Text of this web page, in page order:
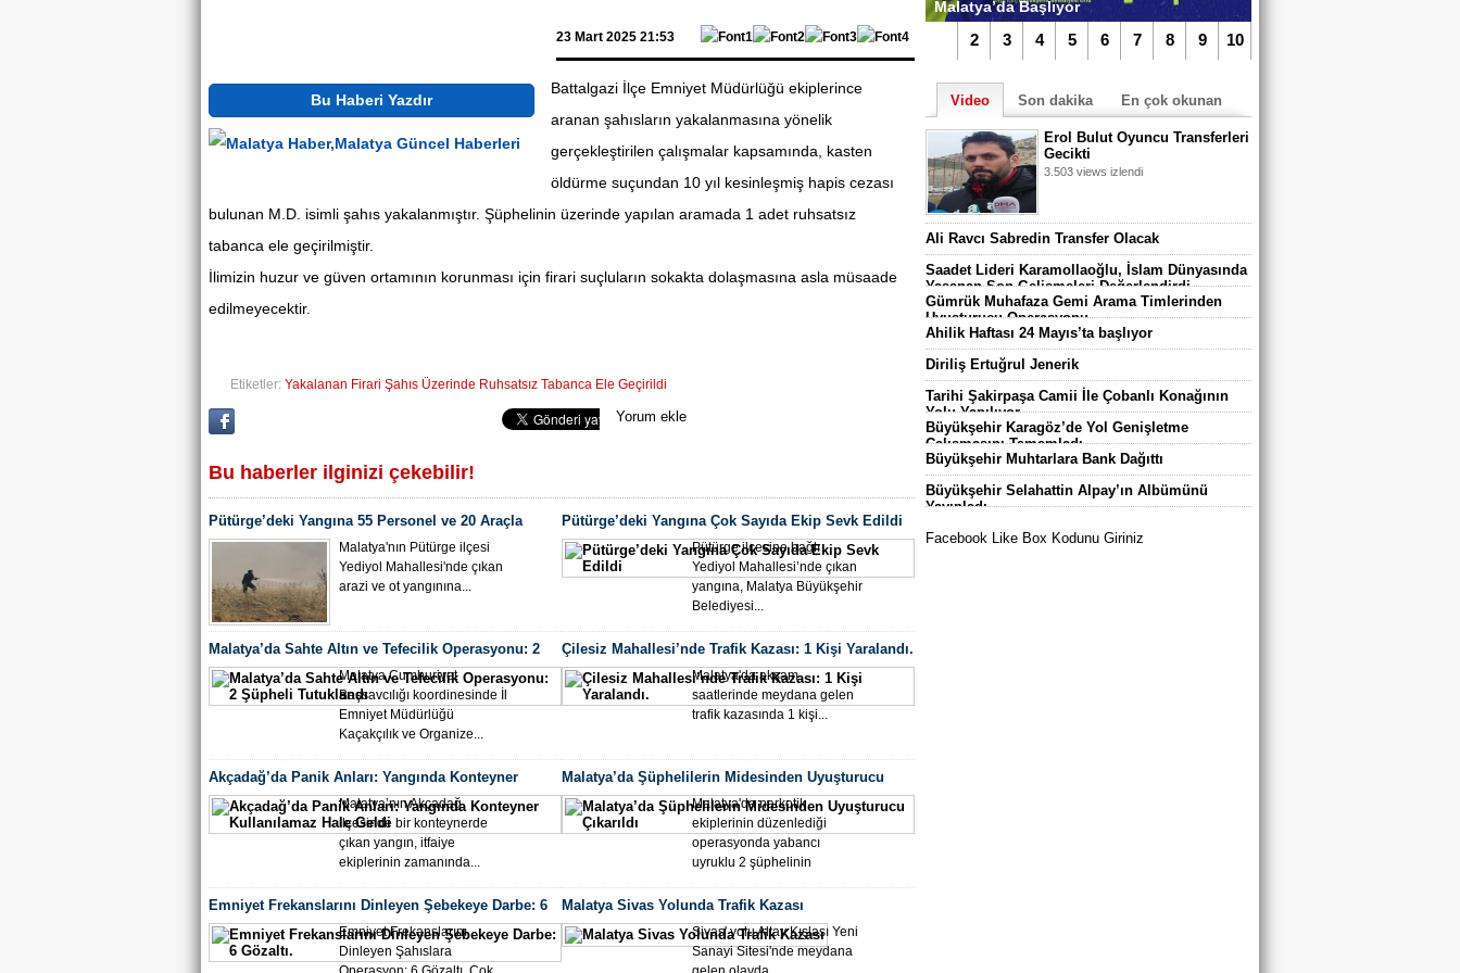
Malatya’da Başlıyor
Battalgazi Belediyespor’da Yeni Dönem
Başladı
3 Bin 670 Çocuk Karatay Yaz Spor
Okulları’nda Buluştu
2 3 4 5 6 7 8 9 10
Video Son dakika En çok okunan
Erol Bulut Oyuncu Transferleri
Gecikti
3.503 views izlendi
Ali Ravcı Sabredin Transfer Olacak
Saadet Lideri Karamollaoğlu, İslam Dünyasında
Yaşanan Son Gelişmeleri Değerlendirdi
Gümrük Muhafaza Gemi Arama Timlerinden
Uyuşturucu Operasyonu
Ahilik Haftası 24 Mayıs’ta başlıyor
Diriliş Ertuğrul Jenerik
Tarihi Şakirpaşa Camii İle Çobanlı Konağının
Yolu Yapılıyor
Büyükşehir Karagöz’de Yol Genişletme
Çalışmasını Tamamladı
Büyükşehir Muhtarlara Bank Dağıttı
Büyükşehir Selahattin Alpay’ın Albümünü
Yayınladı
Facebook Like Box Kodunu Giriniz
23 Mart 2025 21:53
Bu Haberi Yazdır
Battalgazi İlçe Emniyet Müdürlüğü ekiplerince
aranan şahısların yakalanmasına yönelik
gerçekleştirilen çalışmalar kapsamında, kasten
öldürme suçundan 10 yıl kesinleşmiş hapis cezası
bulunan M.D. isimli şahıs yakalanmıştır. Şüphelinin üzerinde yapılan aramada 1 adet ruhsatsız
tabanca ele geçirilmiştir.
İlimizin huzur ve güven ortamının korunması için firari suçluların sokakta dolaşmasına asla müsaade
edilmeyecektir.
Etiketler: Yakalanan Firari Şahıs Üzerinde Ruhsatsız Tabanca Ele Geçirildi
Seo Uzmanı
Yorum ekle
Bu haberler ilginizi çekebilir!
Pütürge’deki Yangına 55 Personel ve 20 Araçla
Müdahale Sürüyor
Malatya'nın Pütürge ilçesi
Yediyol Mahallesi'nde çıkan
arazi ve ot yangınına...
Pütürge’deki Yangına Çok Sayıda Ekip Sevk Edildi
Pütürge ilçesine bağlı
Yediyol Mahallesi’nde çıkan
yangına, Malatya Büyükşehir
Belediyesi...
Malatya’da Sahte Altın ve Tefecilik Operasyonu: 2
Şüpheli Tutuklandı Malatya Cumhuriyet
Başsavcılığı koordinesinde İl
Emniyet Müdürlüğü
Kaçakçılık ve Organize...
Çilesiz Mahallesi’nde Trafik Kazası: 1 Kişi Yaralandı.
Malatya'da akşam
saatlerinde meydana gelen
trafik kazasında 1 kişi...
Akçadağ’da Panik Anları: Yangında Konteyner
Kullanılamaz Hale GeldiMalatya’nın Akçadağ
ilçesinde bir konteynerde
çıkan yangın, itfaiye
ekiplerinin zamanında...
Malatya’da Şüphelilerin Midesinden Uyuşturucu
Çıkarıldı
Malatya'da narkotik
ekiplerinin düzenlediği
operasyonda yabancı
uyruklu 2 şüphelinin
Emniyet Frekanslarını Dinleyen Şebekeye Darbe: 6
Gözaltı.
Emniyet Frekanslarını
Dinleyen Şahıslara
Malatya Sivas Yolunda Trafik Kazası
Sivas' yolu Altay Kışlası Yeni
Sanayi Sitesi'nde meydana